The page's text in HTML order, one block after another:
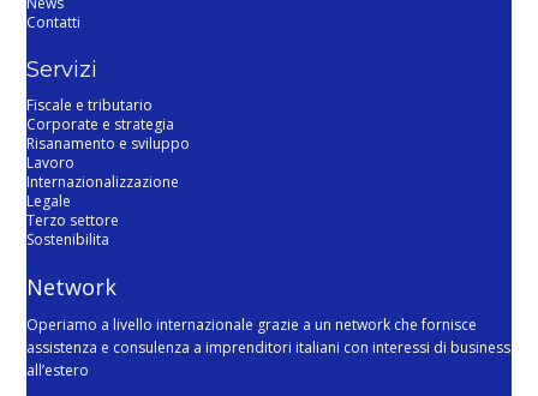
Contatti
Servizi
Fiscale e tributario
Corporate e strategia
Risanamento e sviluppo
Lavoro
Internazionalizzazione
Legale
Terzo settore
Sostenibilita
Network
Operiamo a livello internazionale grazie a un network che fornisce
assistenza e consulenza a imprenditori italiani con interessi di business
all’estero